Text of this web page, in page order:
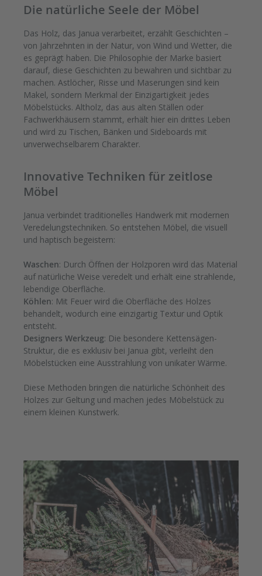
Die natürliche Seele der Möbel
Das Holz, das Janua verarbeitet, erzählt Geschichten –
von Jahrzehnten in der Natur, von Wind und Wetter, die
es geprägt haben. Die Philosophie der Marke basiert
darauf, diese Geschichten zu bewahren und sichtbar zu
machen. Astlöcher, Risse und Maserungen sind kein
Makel, sondern Merkmal der Einzigartigkeit jedes
Möbelstücks. Altholz, das aus alten Ställen oder
Fachwerkhäusern stammt, erhält hier ein drittes Leben
und wird zu Tischen, Bänken und Sideboards mit
unverwechselbarem Charakter.
Innovative Techniken für zeitlose
Möbel
Janua verbindet traditionelles Handwerk mit modernen
Veredelungstechniken. So entstehen Möbel, die visuell
und haptisch begeistern:
Waschen: Durch Öffnen der Holzporen wird das Material
auf natürliche Weise veredelt und erhält eine strahlende,
lebendige Oberfläche.
Köhlen: Mit Feuer wird die Oberfläche des Holzes
behandelt, wodurch eine einzigartig Textur und Optik
entsteht.
Designers Werkzeug: Die besondere Kettensägen-
Struktur, die es exklusiv bei Janua gibt, verleiht den
Möbelstücken eine Ausstrahlung von unikater Wärme.
Diese Methoden bringen die natürliche Schönheit des
Holzes zur Geltung und machen jedes Möbelstück zu
einem kleinen Kunstwerk.